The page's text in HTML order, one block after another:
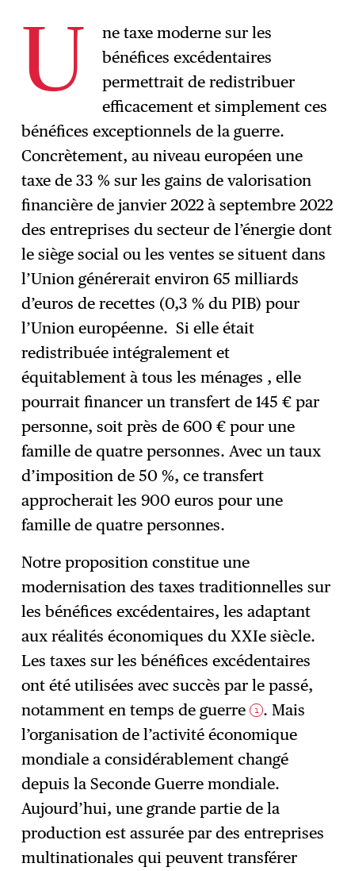
→ S'abonner
U
ne taxe moderne sur les
bénéfices excédentaires
permettrait de redistribuer
efficacement et simplement ces
bénéfices exceptionnels de la guerre.
Concrètement, au niveau européen une
taxe de 33 % sur les gains de valorisation
financière de janvier 2022 à septembre 2022
des entreprises du secteur de l’énergie dont
le siège social ou les ventes se situent dans
l’Union générerait environ 65 milliards
d’euros de recettes (0,3 % du PIB) pour
l’Union européenne. Si elle était
redistribuée intégralement et
équitablement à tous les ménages , elle
pourrait financer un transfert de 145 € par
personne, soit près de 600 € pour une
famille de quatre personnes. Avec un taux
d’imposition de 50 %, ce transfert
approcherait les 900 euros pour une
famille de quatre personnes.
Notre proposition constitue une
modernisation des taxes traditionnelles sur
les bénéfices excédentaires, les adaptant
aux réalités économiques du XXIe siècle.
Les taxes sur les bénéfices excédentaires
ont été utilisées avec succès par le passé,
notamment en temps de guerre 1 . Mais
l’organisation de l’activité économique
mondiale a considérablement changé
depuis la Seconde Guerre mondiale.
Aujourd’hui, une grande partie de la
production est assurée par des entreprises
multinationales qui peuvent transférer